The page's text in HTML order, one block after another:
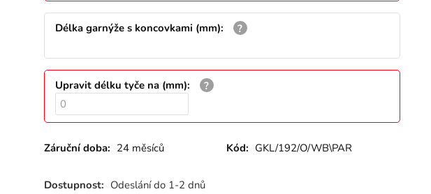
Délka garnýže s koncovkami (mm):
Upravit délku tyče na (mm):
Záruční doba: 24 měsíců Kód: GKL/192/O/WB\PAR
Dostupnost: Odeslání do 1-2 dnů